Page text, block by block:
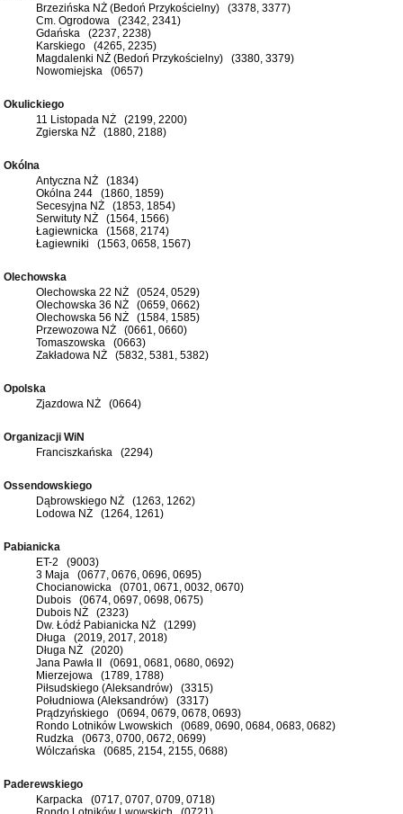
Brzezińska NŻ (Bedoń Przykościelny) (3378, 3377)
Cm. Ogrodowa (2342, 2341)
Gdańska (2237, 2238)
Karskiego (4265, 2235)
Magdalenki NŻ (Bedoń Przykościelny) (3380, 3379)
Nowomiejska (0657)
Okulickiego
11 Listopada NŻ (2199, 2200)
Zgierska NŻ (1880, 2188)
Okólna
Antyczna NŻ (1834)
Okólna 244 (1860, 1859)
Secesyjna NŻ (1853, 1854)
Serwituty NŻ (1564, 1566)
Łagiewnicka (1568, 2174)
Łagiewniki (1563, 0658, 1567)
Olechowska
Olechowska 22 NŻ (0524, 0529)
Olechowska 36 NŻ (0659, 0662)
Olechowska 56 NŻ (1584, 1585)
Przewozowa NŻ (0661, 0660)
Tomaszowska (0663)
Zakładowa NŻ (5832, 5381, 5382)
Opolska
Zjazdowa NŻ (0664)
Organizacji WiN
Franciszkańska (2294)
Ossendowskiego
Dąbrowskiego NŻ (1263, 1262)
Lodowa NŻ (1264, 1261)
Pabianicka
ET-2 (9003)
3 Maja (0677, 0676, 0696, 0695)
Chocianowicka (0701, 0671, 0032, 0670)
Dubois (0674, 0697, 0698, 0675)
Dubois NŻ (2323)
Dw. Łódź Pabianicka NŻ (1299)
Długa (2019, 2017, 2018)
Długa NŻ (2020)
Jana Pawła II (0691, 0681, 0680, 0692)
Mierzejowa (1789, 1788)
Piłsudskiego (Aleksandrów) (3315)
Południowa (Aleksandrów) (3317)
Prądzyńskiego (0694, 0679, 0678, 0693)
Rondo Lotników Lwowskich (0689, 0690, 0684, 0683, 0682)
Rudzka (0673, 0700, 0672, 0699)
Wólczańska (0685, 2154, 2155, 0688)
Paderewskiego
Karpacka (0717, 0707, 0709, 0718)